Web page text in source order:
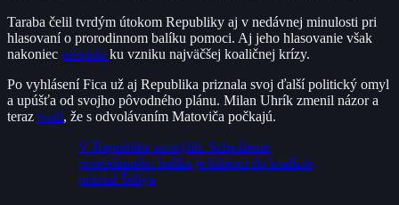
Taraba čelil tvrdým útokom Republiky aj v nedávnej minulosti pri
hlasovaní o prorodinnom balíku pomoci. Aj jeho hlasovanie však
nakoniec prispelo ku vzniku najväčšej koaličnej krízy.
Po vyhlásení Fica už aj Republika priznala svoj ďalší politický omyl
a upúšťa od svojho pôvodného plánu. Milan Uhrík zmenil názor a
teraz tvrdí, že s odvolávaním Matoviča počkajú.
V Republike sa mýlili. Schválenie
prorodinného balíka je klinom do koalície,
priznal Šeliga